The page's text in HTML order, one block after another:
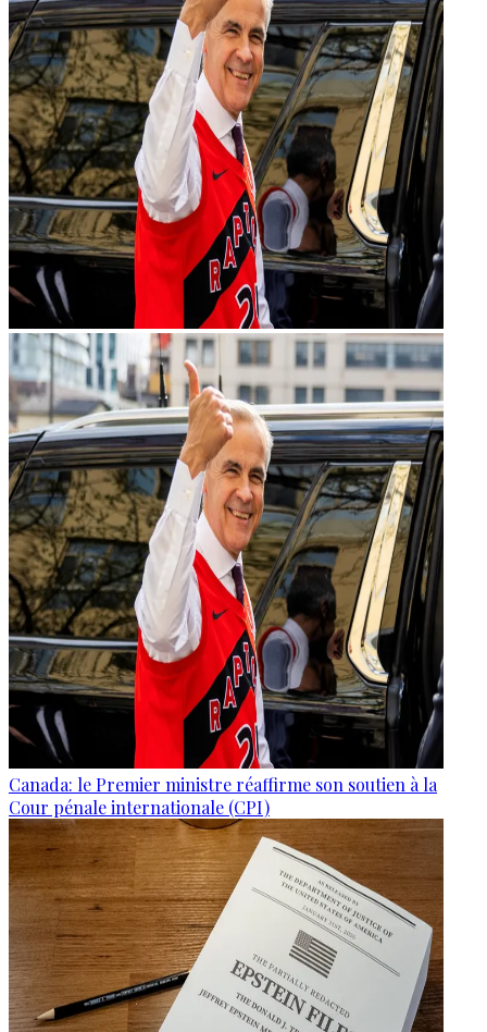
Canada: le Premier ministre réaffirme son soutien à la
Cour pénale internationale (CPI)